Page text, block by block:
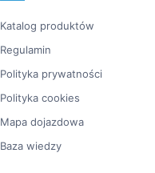
Katalog produktów
Regulamin
Polityka prywatności
Polityka cookies
Mapa dojazdowa
Baza wiedzy